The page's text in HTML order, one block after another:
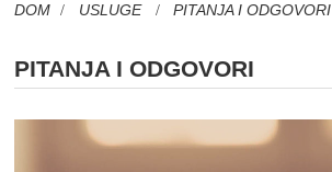
DOM USLUGE PITANJA I ODGOVORI
PITANJA I ODGOVORI